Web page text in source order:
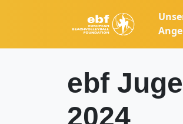
ebf
2024